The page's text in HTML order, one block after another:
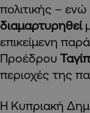
πολιτικής –
διαμαρτυρηθεί
επικείμενη
Προέδρου
περιοχές της
Η Κυπριακή